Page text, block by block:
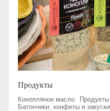
Продукты
Конопляное масло
Батончики, конфеты и закуски